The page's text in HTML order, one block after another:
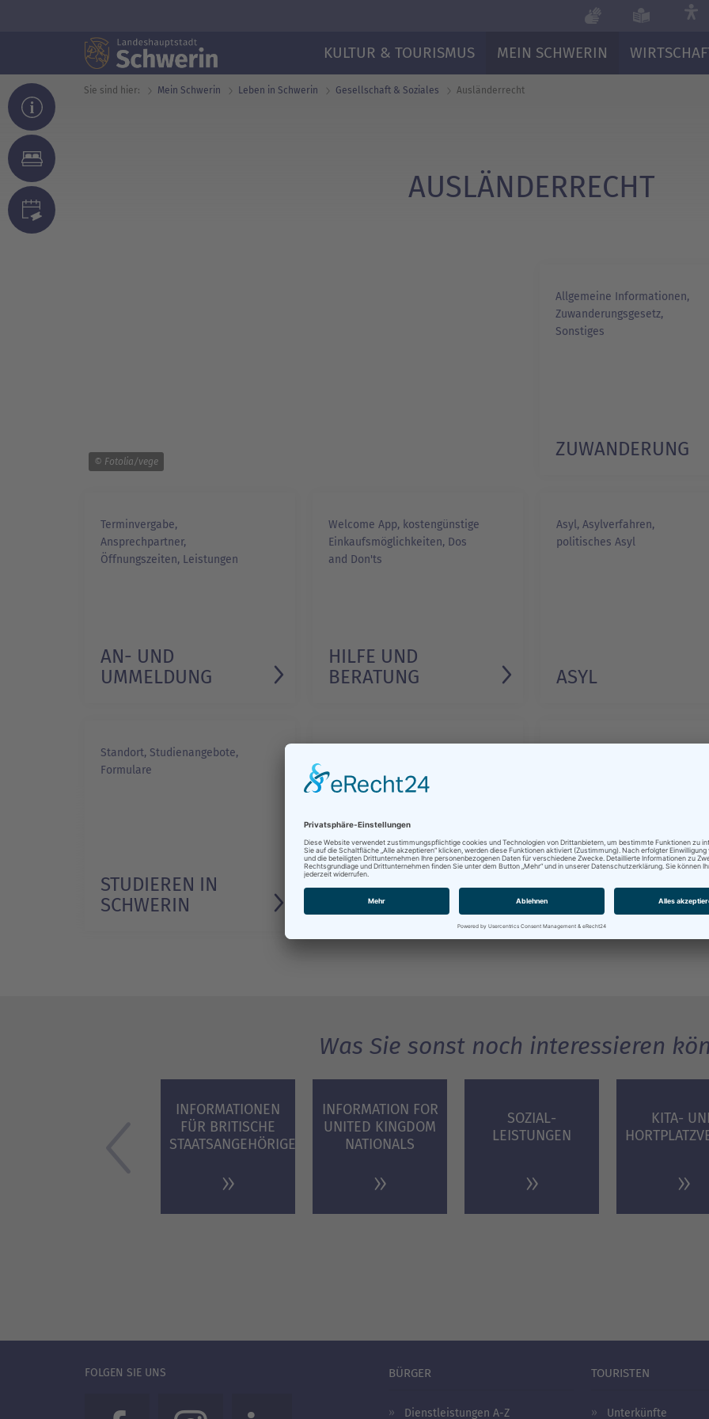
KULTUR & TOURISMUS MEIN SCHWERIN
Sie sind hier: Mein Schwerin Leben in Schwerin Gesellschaft & Soziales Ausländerrecht
AUSLÄNDERRECHT
© Fotolia/vege
ZUWANDERUNG
Allgemeine Informationen,
Zuwanderungsgesetz,
Sonstiges
AN- UND
UMMELDUNG
Terminvergabe,
Ansprechpartner,
Öffnungszeiten, Leistungen
HILFE UND
BERATUNG
Welcome App, kostengünstige
Einkaufsmöglichkeiten, Dos
and Don'ts
ASYL
Asyl, Asylverfahren,
politisches Asyl
STUDIEREN IN
SCHWERIN
Standort, Studienangebote,
Formulare
BEGRIFFE
AUSLÄNDER­RECHT
Aufenthaltstitel, Duldung,
Freizügigkeit und EU-
Integration, Studenten etc.
EINBÜRGERUNG
Was Sie sonst noch interessieren
INFORMATIONEN
FÜR BRITISCHE
STAATSANGEHÖRIGE
INFORMATION FOR
UNITED KINGDOM
NATIONALS
SOZIAL­
LEISTUNGEN
KITA-
FOLGEN SIE UNS BÜRGER
Dienstleistungen A-Z
TOURISTEN
Unterkünfte